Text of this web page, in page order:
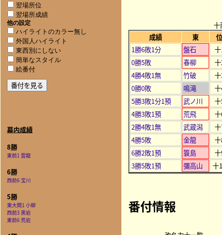
翌場所位
翌場所成績
他の設定
ハイライトのカラー無し
外国人ハイライト
東西別にしない
簡単なスタイル
絵番付
幕内成績
8勝
東前1 雲龍
6勝
西前6 宝川
5勝
東大関1 小柳
西前3 黒岩
東前6 荒岩
十
成績
東
1勝6敗1分
盤石
0勝5敗
春柳
4勝4敗1無
竹破
0勝0敗
鳴滝
5勝3敗1分1預
武ノ川
4勝3敗1預
荒飛
2勝4敗1無
武蔵潟
4勝5敗
金龍
6勝2敗1預
簑島
3勝5敗1預
彌高山 十
番付情報